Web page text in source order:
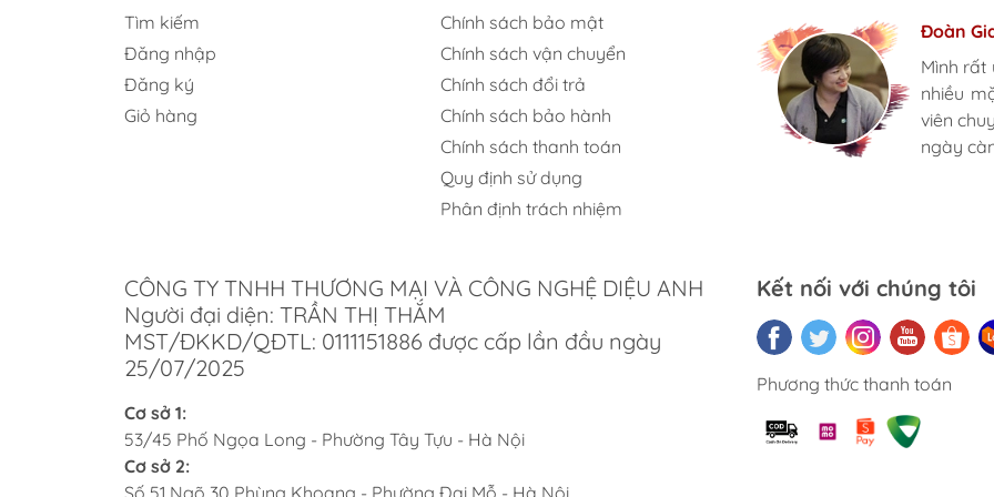
Những ưu điểm nổi bật của Máy pha cà phê Caso
Công suất cao 1450W làm nóng nhanh và ổn định
Hệ thống phun nước kép chiết suất đồng đều
Portafilter thép không gỉ cao cấp, giữ nhiệt tốt
Đồng hồ đo áp suất hiển thị thời gian thực
Tìm kiếm
Đăng nhập
Đăng ký
Giỏ hàng
Chính sách bảo mật
Chính sách vận chuyển
Chính sách đổi trả
Chính sách bảo hành
Chính sách thanh toán
Quy định sử dụng
Phân định trách nhiệm
Hương
Mình
nhiều
viên
ngày
Đoàn
Mình
nhiều
viên
ngày
Ngọc
Mình
nhiều
viên
ngày
CÔNG TY TNHH THƯƠNG MẠI VÀ CÔNG NGHỆ DIỆU ANH
Người đại diện: TRẦN THỊ THẮM
MST/ĐKKD/QĐTL: 0111151886 được cấp lần đầu ngày
25/07/2025
Cơ sở 1:
53/45 Phố Ngọa Long - Phường Tây Tựu - Hà Nội
Cơ sở 2:
Số 51 Ngõ 30 Phùng Khoang - Phường Đại Mỗ - Hà Nội
Kết nối với chúng tôi
Phương thức thanh toán